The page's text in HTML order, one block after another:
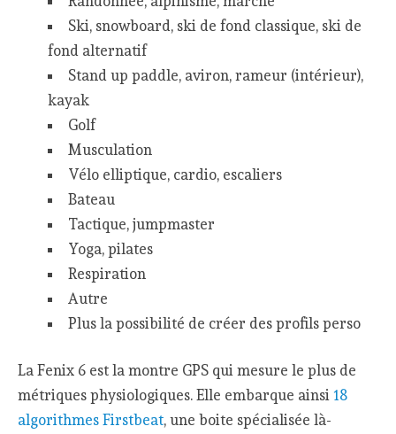
Ski, snowboard, ski de fond classique, ski de
fond alternatif
Stand up paddle, aviron, rameur (intérieur),
kayak
Golf
Musculation
Vélo elliptique, cardio, escaliers
Bateau
Tactique, jumpmaster
Yoga, pilates
Respiration
Autre
Plus la possibilité de créer des profils perso
La Fenix 6 est la montre GPS qui mesure le plus de
métriques physiologiques. Elle embarque ainsi 18
algorithmes Firstbeat, une boite spécialisée là-